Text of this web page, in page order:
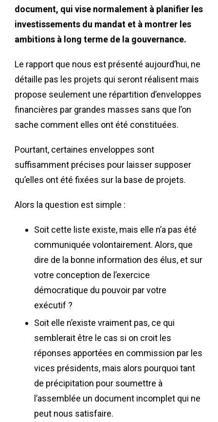
document, qui vise normalement à planifier les
investissements du mandat et à montrer les
ambitions à long terme de la gouvernance.
Le rapport que nous est présenté aujourd’hui, ne
détaille pas les projets qui seront réalisent mais
propose seulement une répartition d’enveloppes
financières par grandes masses sans que l’on
sache comment elles ont été constituées.
Pourtant, certaines enveloppes sont
suffisamment précises pour laisser supposer
qu’elles ont été fixées sur la base de projets.
Alors la question est simple :
Soit cette liste existe, mais elle n’a pas été
communiquée volontairement. Alors, que
dire de la bonne information des élus, et sur
votre conception de l’exercice
démocratique du pouvoir par votre
exécutif ?
Soit elle n’existe vraiment pas, ce qui
semblerait être le cas si on croit les
réponses apportées en commission par les
vices présidents, mais alors pourquoi tant
de précipitation pour soumettre à
l’assemblée un document incomplet qui ne
peut nous satisfaire.